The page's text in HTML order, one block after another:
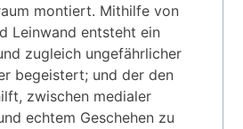
montiert. Mithilfe von
Leinwand entsteht ein
zugleich ungefährlicher
begeistert; und der den
zwischen medialer
echtem Geschehen zu